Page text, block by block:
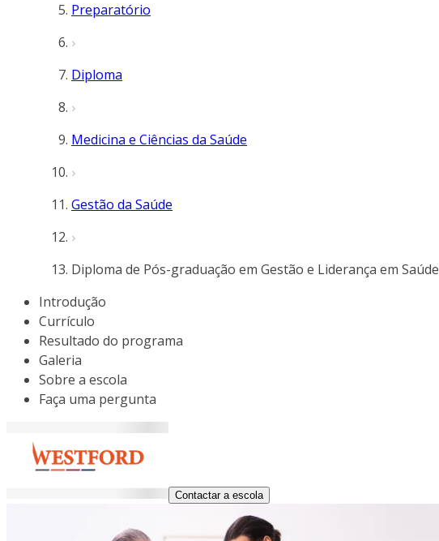
Preparatório
Diploma
Medicina e Ciências da Saúde
Gestão da Saúde
Diploma de Pós-graduação em Gestão e Liderança em Saúde
Introdução
Currículo
Resultado do programa
Galeria
Sobre a escola
Faça uma pergunta
Contactar a escola